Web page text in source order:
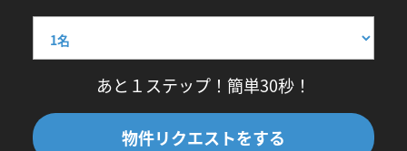
あと１ステップ！簡単30秒！
物件リクエストをする